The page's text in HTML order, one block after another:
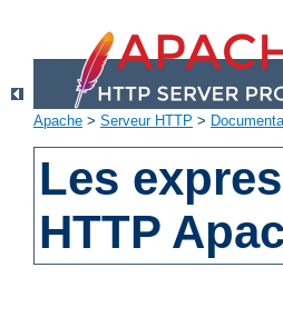
Apache > Serveur HTTP >
Les
HTTP